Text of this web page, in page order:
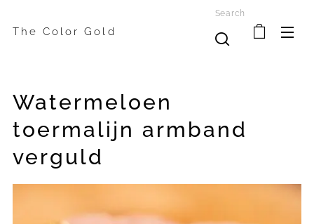
The Color Gold
Search
Watermeloen
toermalijn armband
verguld